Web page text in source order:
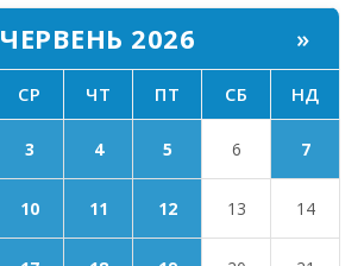
ЧЕРВЕНЬ 2026 »
СР ЧТ ПТ СБ НД
3 4 5 6 7
10 11 12 13 14